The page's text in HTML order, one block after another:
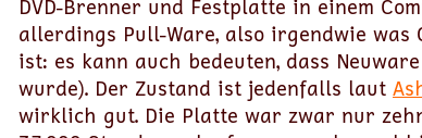
DVD-Brenner und Festplatte in einem
allerdings Pull-Ware, also irgendwie
ist: es kann auch bedeuten, dass
wurde). Der Zustand ist jedenfalls laut
wirklich gut. Die Platte war zwar nur